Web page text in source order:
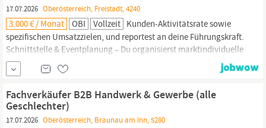
17.07.2026 Oberösterreich, Freistadt, 4240
3.000 € / Monat OBI Vollzeit Kunden-Aktivitätsrate sowie
spezifischen Umsatzzielen, und reportest an deine Führungskraft.
Schnittstelle & Eventplanung – Du organisierst marktindividuelle
Kundenevents wie das Handwerkerfrühstück oder Netzwerk-
Stammtische. Zudem arbeitest du eng mit den Kolleg:innen aller
sicherzustellen und alsPromoterim Markt zu agieren.
Fachverkäufer B2B Handwerk & Gewerbe (alle
Geschlechter)
17.07.2026 Oberösterreich, Braunau am Inn, 5280